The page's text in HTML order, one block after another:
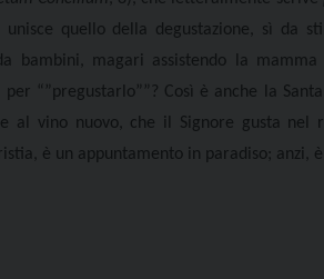
unisce quello della degustazione, sì da
bambini, magari assistendo la
“”pregustarlo””? Così è anche la
al vino nuovo, che il Signore gusta nel
è un appuntamento in paradiso; anzi,